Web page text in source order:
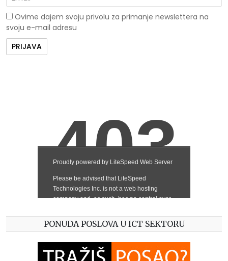
Ovime dajem svoju privolu za primanje newslettera na
svoju e-mail adresu
PONUDA POSLOVA U ICT SEKTORU